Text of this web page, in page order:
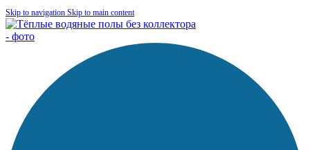
Skip to navigation Skip to main content